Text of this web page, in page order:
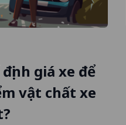
giá xe để
vật chất xe